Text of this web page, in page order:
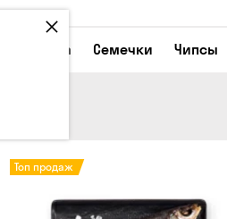
Кукуруза Семечки Чипсы
Топ продаж